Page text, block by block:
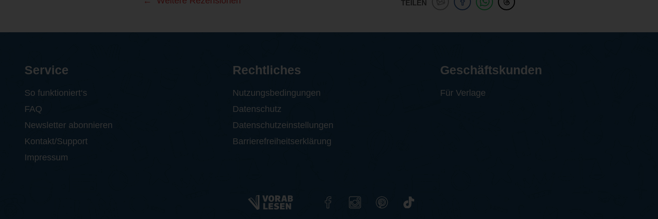
TEILEN
Service
So funktioniert‘s
FAQ
Newsletter abonnieren
Kontakt/Support
Impressum
Rechtliches
Nutzungsbedingungen
Datenschutz
Datenschutzeinstellungen
Barrierefreiheitserklärung
Geschäftskunden
Für Verlage